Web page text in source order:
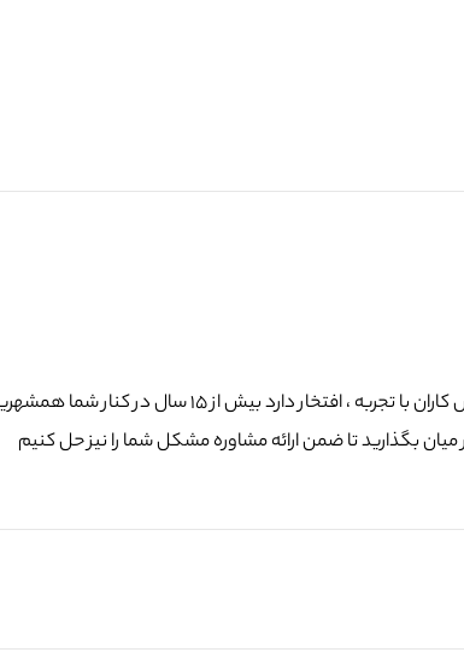
بگذارید تا ضمن ارائه مشاوره مشکل شما را نیز حل کنیم